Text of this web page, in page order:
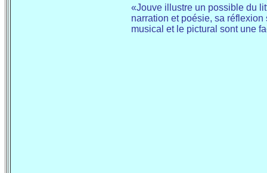
«Jouve illustre un possible du
narration et poésie, sa
musical et le pictural sont une